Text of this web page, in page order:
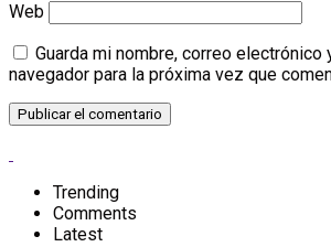
Web
Guarda mi nombre, correo electrónico
navegador para la próxima vez que
Trending
Comments
Latest